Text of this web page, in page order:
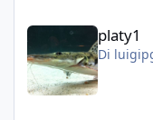
platy1
platy1
Di